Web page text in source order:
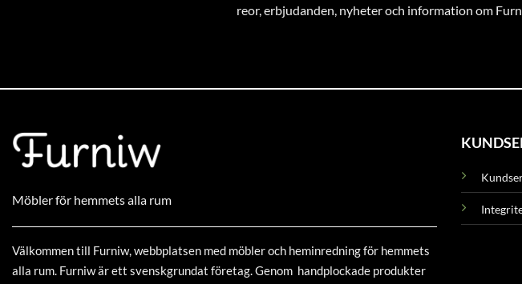
reor, erbjudanden, nyheter och information om
Möbler för hemmets alla rum
Välkommen till Furniw, webbplatsen med möbler och heminredning för hemmets
alla rum. Furniw är ett svenskgrundat företag. Genom handplockade produkter